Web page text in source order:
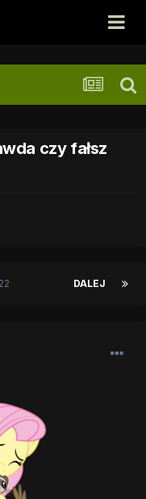
czy fałsz
DALEJ